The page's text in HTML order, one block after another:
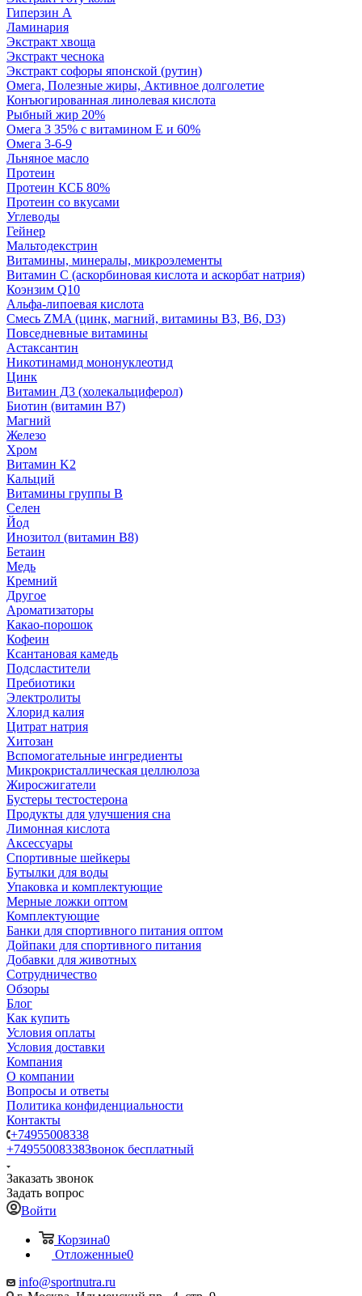
Гиперзин А
Ламинария
Экстракт хвоща
Экстракт чеснока
Экстракт софоры японской (рутин)
Омега, Полезные жиры, Активное долголетие
Конъюгированная линолевая кислота
Рыбный жир 20%
Омега 3 35% с витамином Е и 60%
Омега 3-6-9
Льняное масло
Протеин
Протеин КСБ 80%
Протеин со вкусами
Углеводы
Гейнер
Мальтодекстрин
Витамины, минералы, микроэлементы
Витамин C (аскорбиновая кислота и аскорбат натрия)
Коэнзим Q10
Альфа-липоевая кислота
Смесь ZMA (цинк, магний, витамины B3, B6, D3)
Повседневные витамины
Астаксантин
Никотинамид мононуклеотид
Цинк
Витамин Д3 (холекальциферол)
Биотин (витамин B7)
Магний
Железо
Хром
Витамин K2
Кальций
Витамины группы B
Селен
Йод
Инозитол (витамин B8)
Бетаин
Медь
Кремний
Другое
Ароматизаторы
Какао-порошок
Кофеин
Ксантановая камедь
Подсластители
Пребиотики
Электролиты
Хлорид калия
Цитрат натрия
Хитозан
Вспомогательные ингредиенты
Микрокристаллическая целлюлоза
Жиросжигатели
Бустеры тестостерона
Продукты для улучшения сна
Лимонная кислота
Аксессуары
Спортивные шейкеры
Бутылки для воды
Упаковка и комплектующие
Мерные ложки оптом
Комплектующие
Банки для спортивного питания оптом
Дойпаки для спортивного питания
Добавки для животных
Сотрудничество
Обзоры
Блог
Как купить
Условия оплаты
Условия доставки
Компания
О компании
Вопросы и ответы
Политика конфиденциальности
Контакты
+74955008338
+74955008338Звонок бесплатный
Заказать звонок
Задать вопрос
Войти
Корзина0
Отложенные0
info@sportnutra.ru